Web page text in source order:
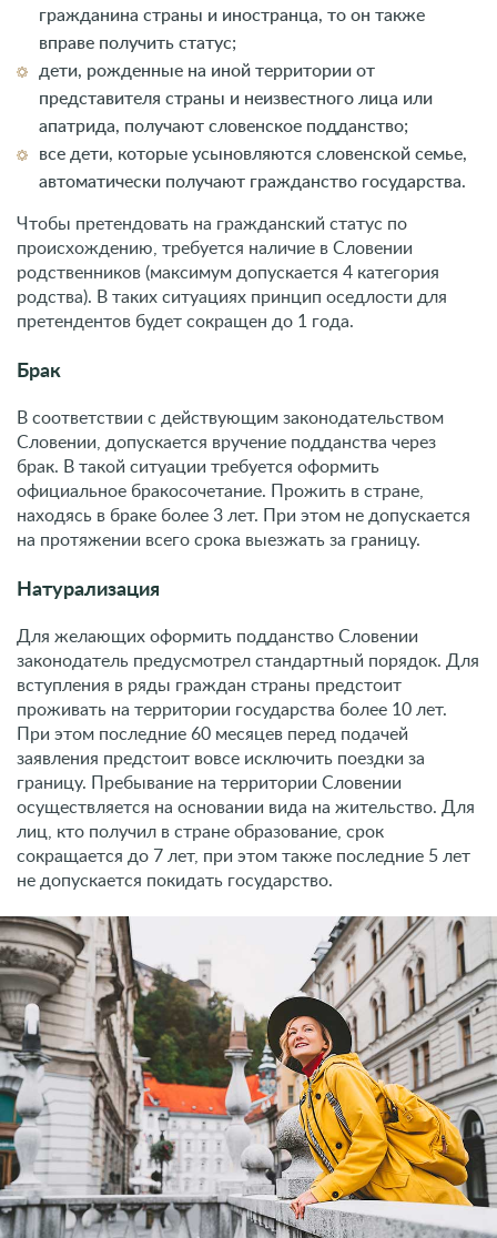
гражданина страны и иностранца, то он также
вправе получить статус;
дети, рожденные на иной территории от
представителя страны и неизвестного лица или
апатрида, получают словенское подданство;
все дети, которые усыновляются словенской семье,
автоматически получают гражданство государства.
Чтобы претендовать на гражданский статус по
происхождению, требуется наличие в Словении
родственников (максимум допускается 4 категория
родства). В таких ситуациях принцип оседлости для
претендентов будет сокращен до 1 года.
Брак
В соответствии с действующим законодательством
Словении, допускается вручение подданства через
брак. В такой ситуации требуется оформить
официальное бракосочетание. Прожить в стране,
находясь в браке более 3 лет. При этом не допускается
на протяжении всего срока выезжать за границу.
Натурализация
Для желающих оформить подданство Словении
законодатель предусмотрел стандартный порядок. Для
вступления в ряды граждан страны предстоит
проживать на территории государства более 10 лет.
При этом последние 60 месяцев перед подачей
заявления предстоит вовсе исключить поездки за
границу. Пребывание на территории Словении
осуществляется на основании вида на жительство. Для
лиц, кто получил в стране образование, срок
сокращается до 7 лет, при этом также последние 5 лет
не допускается покидать государство.